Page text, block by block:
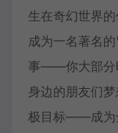
生在奇幻世界
成为一名著名
事——你大部分
身边的朋友们
极目标——成为